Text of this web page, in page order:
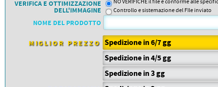
DORSALI TARGHE
PETTORALI NUMERI DA
NUMERI DA GARA MTB
VERIFICA E OTTIMIZZAZIONE
DELL'IMMAGINE
NO VERIFICHE il file è conforme alle
Controllo e sistemazione del FIle inviato
NOME DEL PRODOTTO
MIGLIOR PREZZO Spedizione in 6/7 gg
Spedizione in 4/5 gg
Spedizione in 3 gg